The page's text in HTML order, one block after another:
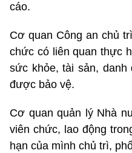
cáo.
Cơ quan Công an chủ
chức có liên quan thực
sức khỏe, tài sản,
được bảo vệ.
Cơ quan quản lý Nhà
viên chức, lao động
hạn của mình chủ trì,